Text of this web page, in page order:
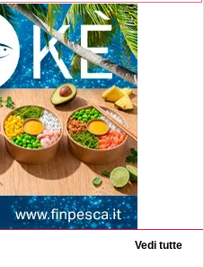
Vedi tutte